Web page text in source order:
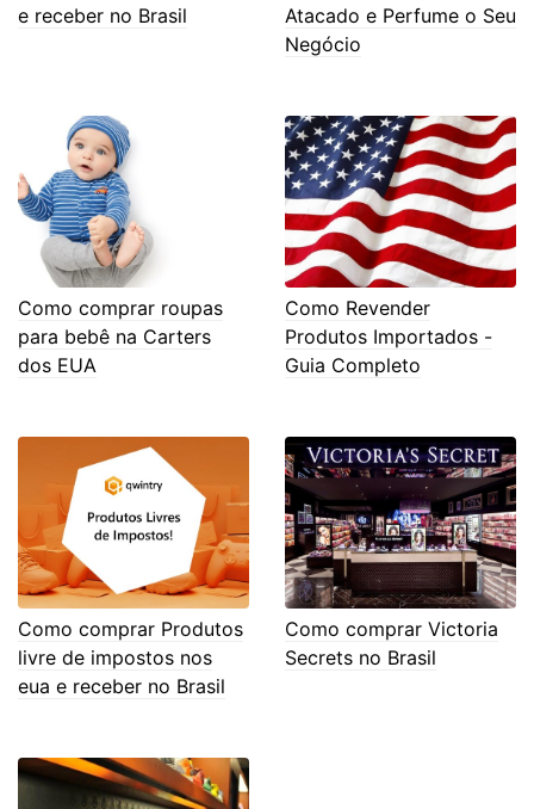
e receber no Brasil
Atacado e Perfume o Seu
Negócio
Como comprar roupas
para bebê na Carters
dos EUA
Como Revender
Produtos Importados -
Guia Completo
Como comprar Produtos
livre de impostos nos
eua e receber no Brasil
Como comprar Victoria
Secrets no Brasil